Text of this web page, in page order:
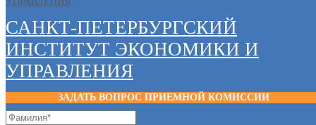
САНКТ-ПЕТЕРБУРГСКИЙ
ИНСТИТУТ ЭКОНОМИКИ И
УПРАВЛЕНИЯ
ЗАДАТЬ ВОПРОС ПРИЕМНОЙ КОМИССИИ